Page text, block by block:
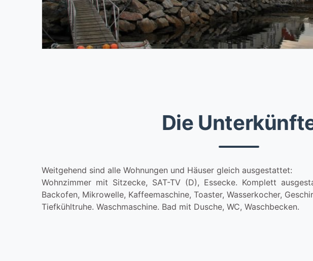
Die
Weitgehend sind alle Wohnungen und Häuser gleich ausgestattet:
Wohnzimmer mit Sitzecke, SAT-TV (D), Essecke. Komplett
Backofen, Mikrowelle, Kaffeemaschine, Toaster, Wasserkocher,
Tiefkühltruhe. Waschmaschine. Bad mit Dusche, WC, Waschbecken.